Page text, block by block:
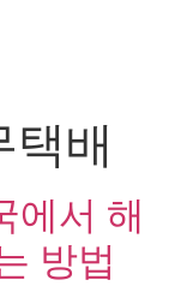
택배
에서 해
방법